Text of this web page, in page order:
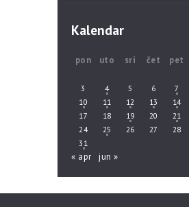
Kalendar
pon uto sri čet pet
3
4 5 6 7
10
11 12 13 14
17
18 19 20 21
24
25 26 27 28
31
« apr jun »